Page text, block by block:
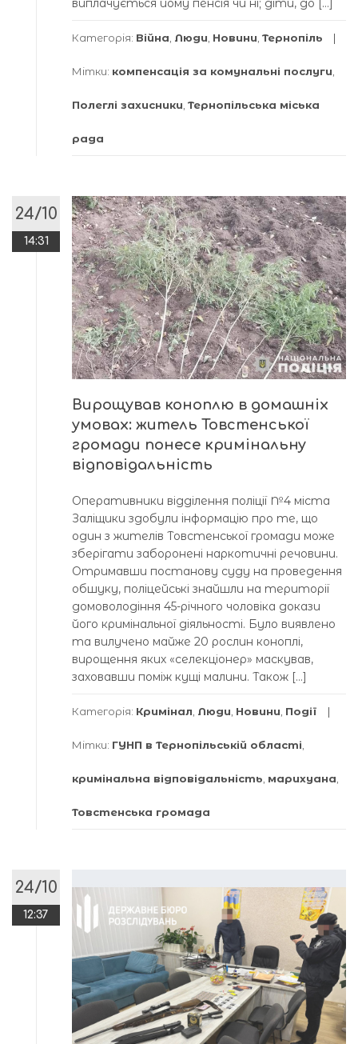
виплачується йому пенсія чи ні; діти, до […]
Категорія: Війна Люди Новини Тернопіль
Мітки: компенсація за комунальні послуги
Полеглі захисники Тернопільська міська
рада
24/10
14:31
Вирощував коноплю в домашніх
умовах: житель Товстенської
громади понесе кримінальну
відповідальність
Оперативники відділення поліції №4 міста
Заліщики здобули інформацію про те, що
один з жителів Товстенської громади може
зберігати заборонені наркотичні речовини.
Отримавши постанову суду на проведення
обшуку, поліцейські знайшли на території
домоволодіння 45-річного чоловіка докази
його кримінальної діяльності. Було виявлено
та вилучено майже 20 рослин коноплі,
вирощення яких «селекціонер» маскував,
заховавши поміж кущі малини. Також […]
Категорія: Кримінал Люди Новини Події
Мітки: ГУНП в Тернопільській області
кримінальна відповідальність марихуана
Товстенська громада
24/10
12:37